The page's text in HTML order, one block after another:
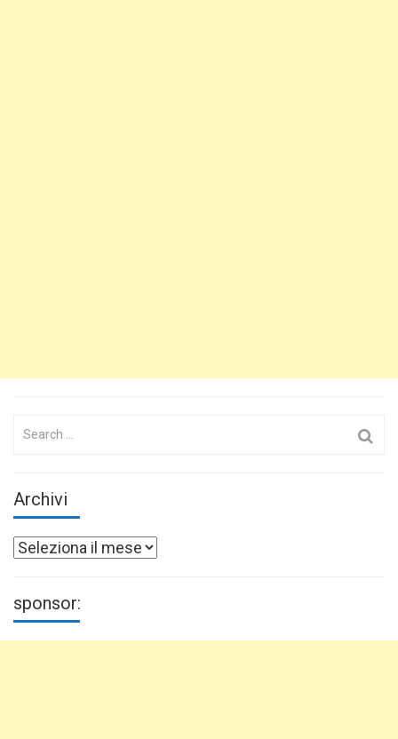
Search
Archivi
Archivi
sponsor: